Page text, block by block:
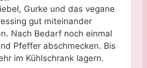
Gurke und das vegane
gut miteinander
Nach Bedarf noch einmal
Pfeffer abschmecken. Bis
im Kühlschrank lagern.